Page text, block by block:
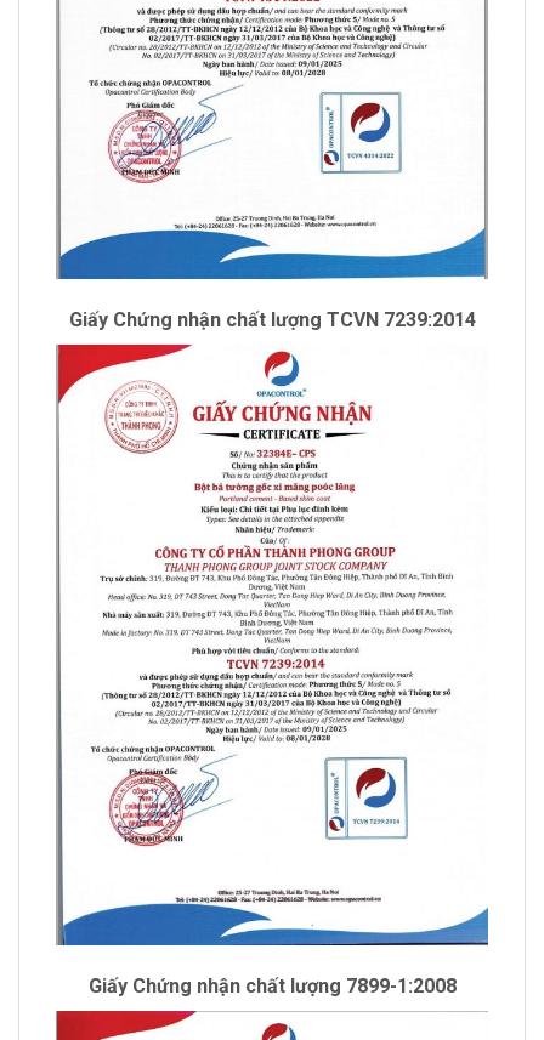
Giấy Chứng nhận chất lượng TCVN 7239:2014
Giấy Chứng nhận chất lượng 7899-1:2008